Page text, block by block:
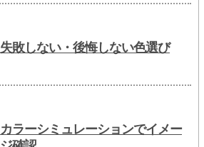
失敗しない・後悔しない色選び
カラーシミュレーションでイメー